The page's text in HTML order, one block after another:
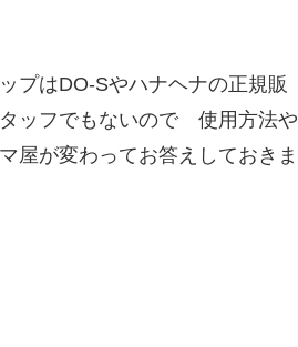
プはDO-Sやハナヘナの正規販
ッフでもないので 使用方法や
屋が変わってお答えしておきま